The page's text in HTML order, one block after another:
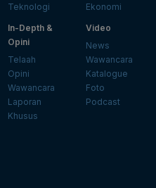
Teknologi
Ekonomi
In-Depth &
Opini
Telaah
Opini
Wawancara
Laporan
Khusus
Video
News
Wawancara
Katalogue
Foto
Podcast